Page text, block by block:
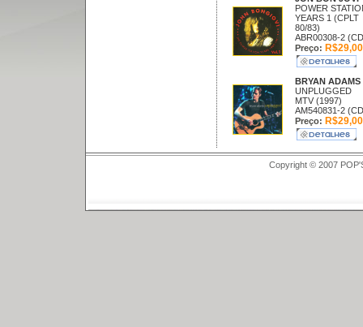
POWER
YEARS 1 (CPLT
80/83)
ABR00308-2
Preço: R$29,00
BRYAN ADAMS
UNPLUGGED
MTV (1997)
AM540831-2
Preço: R$29,00
Copyright © 2007